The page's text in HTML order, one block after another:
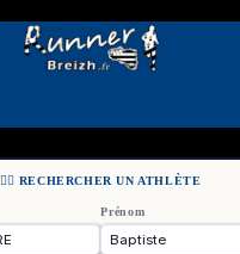
🏃‍♂️ RECHERCHER UN ATHLÈTE
Prénom